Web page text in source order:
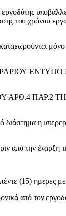
του χρόνου
ΈΝΤΥΠΟ
ΠΑΡ.2
η
την έναρξη της
(15) ημέρες
τον